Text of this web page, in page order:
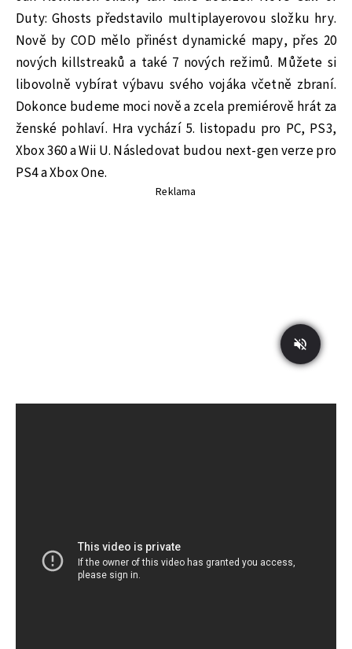
Duty: Ghosts představilo multiplayerovou složku hry.
Nově by COD mělo přinést dynamické mapy, přes 20
nových killstreaků a také 7 nových režimů. Můžete si
libovolně vybírat výbavu svého vojáka včetně zbraní.
Dokonce budeme moci nově a zcela premiérově hrát za
ženské pohlaví. Hra vychází 5. listopadu pro PC, PS3,
Xbox 360 a Wii U. Následovat budou next-gen verze pro
PS4 a Xbox One.
Reklama